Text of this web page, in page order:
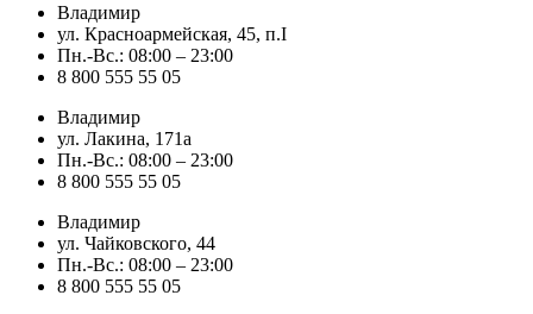
Владимир
ул. Красноармейская, 45, п.I
Пн.-Вс.: 08:00 – 23:00
8 800 555 55 05
Владимир
ул. Лакина, 171а
Пн.-Вс.: 08:00 – 23:00
8 800 555 55 05
Владимир
ул. Чайковского, 44
Пн.-Вс.: 08:00 – 23:00
8 800 555 55 05